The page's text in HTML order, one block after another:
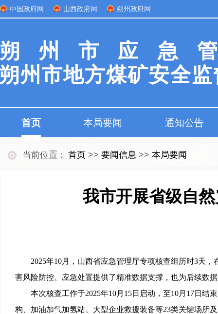
中国政府网 山西政府网 朔州政府网
州市应急
州市地方煤矿安全
首页 本局要闻 通知公告
当前位置： 首页 >> 要闻信息 >> 本局要闻
我市开展省级自
2025年10月 ，山西省应急管理厅专项核查组历时3天，
害风险防控、应急处置提供了精准数据支撑，也为后续数
本次核查工作于2025年10月15日启动，至10月17日结
构、加油加气加氢站、大型企业救援装备等23类关键场所